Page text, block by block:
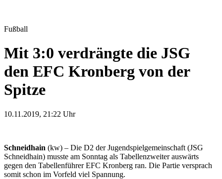
Fußball
Mit 3:0 verdrängte die JSG
den EFC Kronberg von der
Spitze
10.11.2019, 21:22 Uhr
Schneidhain (kw) – Die D2 der Jugendspielgemeinschaft (JSG
Schneidhain) musste am Sonntag als Tabellenzweiter auswärts
gegen den Tabellenführer EFC Kronberg ran. Die Partie versprach
somit schon im Vorfeld viel Spannung.